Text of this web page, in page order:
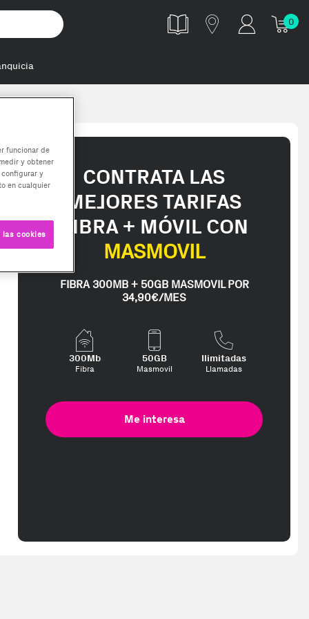
0
CONTRATA LAS
MEJORES TARIFAS
FIBRA + MÓVIL CON
MASMOVIL
FIBRA 300MB + 50GB MASMOVIL POR
34,90€/MES
300Mb
Fibra
50GB
Masmovil
Ilimitadas
Llamadas
Me interesa
funcionar de
y obtener
y
en cualquier
cookies